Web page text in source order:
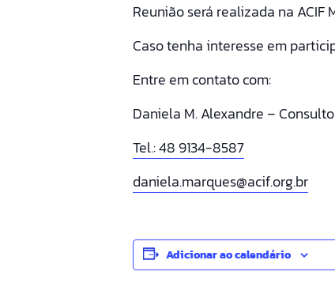
Reunião será realizada na ACIF
Caso tenha interesse em
Entre em contato com:
Daniela M. Alexandre –
Tel.: 48 9134-8587
daniela.marques@acif.org.br
Adicionar ao calendário